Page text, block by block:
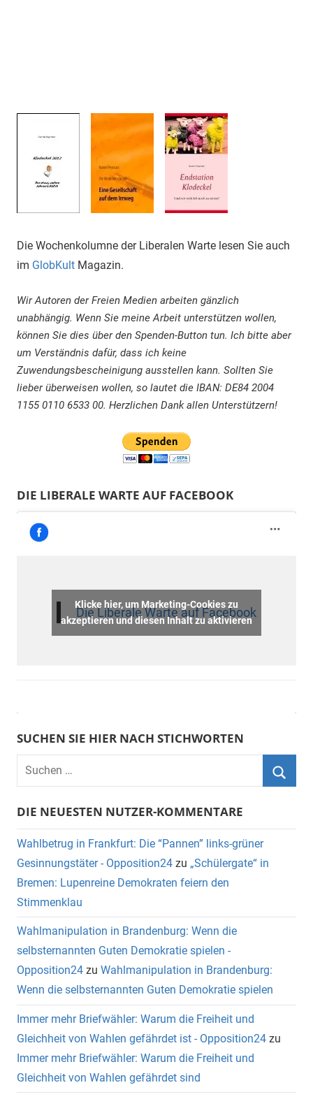
Die Wochenkolumne der Liberalen Warte lesen Sie auch
im GlobKult Magazin.
Wir Autoren der Freien Medien arbeiten gänzlich
unabhängig. Wenn Sie meine Arbeit unterstützen wollen,
können Sie dies über den Spenden-Button tun. Ich bitte aber
um Verständnis dafür, dass ich keine
Zuwendungsbescheinigung ausstellen kann. Sollten Sie
lieber überweisen wollen, so lautet die IBAN: DE84 2004
1155 0110 6533 00. Herzlichen Dank allen Unterstützern!
DIE LIBERALE WARTE AUF FACEBOOK
Die Liberale Warte auf Facebook
Klicke hier, um Marketing-Cookies zu
akzeptieren und diesen Inhalt zu aktivieren
SUCHEN SIE HIER NACH STICHWORTEN
DIE NEUESTEN NUTZER-KOMMENTARE
Wahlbetrug in Frankfurt: Die “Pannen” links-grüner
Gesinnungstäter - Opposition24 zu „Schülergate“ in
Bremen: Lupenreine Demokraten feiern den
Stimmenklau
Wahlmanipulation in Brandenburg: Wenn die
selbsternannten Guten Demokratie spielen -
Opposition24 zu Wahlmanipulation in Brandenburg:
Wenn die selbsternannten Guten Demokratie spielen
Immer mehr Briefwähler: Warum die Freiheit und
Gleichheit von Wahlen gefährdet ist - Opposition24 zu
Immer mehr Briefwähler: Warum die Freiheit und
Gleichheit von Wahlen gefährdet sind